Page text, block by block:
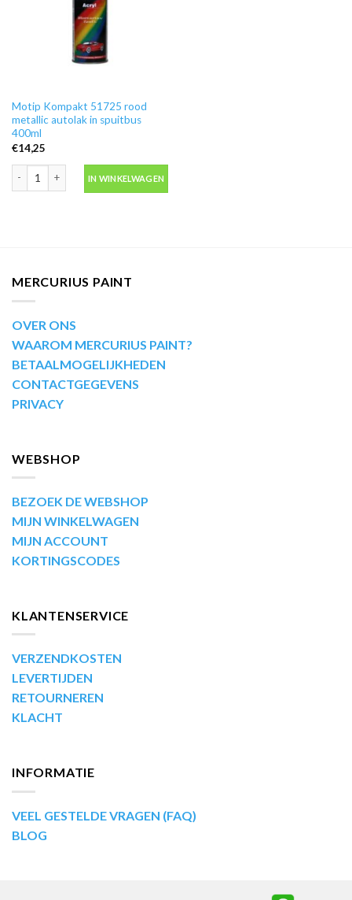
Motip Kompakt 51725 rood
metallic autolak in spuitbus
400ml
€14,25
IN WINKELWAGEN
MERCURIUS PAINT
OVER ONS
WAAROM MERCURIUS PAINT?
BETAALMOGELIJKHEDEN
CONTACTGEGEVENS
PRIVACY
WEBSHOP
BEZOEK DE WEBSHOP
MIJN WINKELWAGEN
MIJN ACCOUNT
KORTINGSCODES
KLANTENSERVICE
VERZENDKOSTEN
LEVERTIJDEN
RETOURNEREN
KLACHT
INFORMATIE
VEEL GESTELDE VRAGEN (FAQ)
BLOG